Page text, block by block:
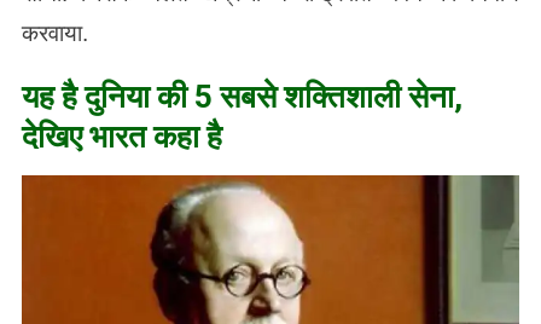
करवाया.
यह है दुनिया की 5 सबसे शक्तिशाली सेना,
देखिए भारत कहा है